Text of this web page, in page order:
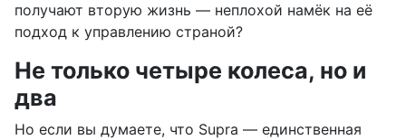
получают вторую жизнь — неплохой намёк на её
подход к управлению страной?
Не только четыре колеса, но и
два
Но если вы думаете, что Supra — единственная